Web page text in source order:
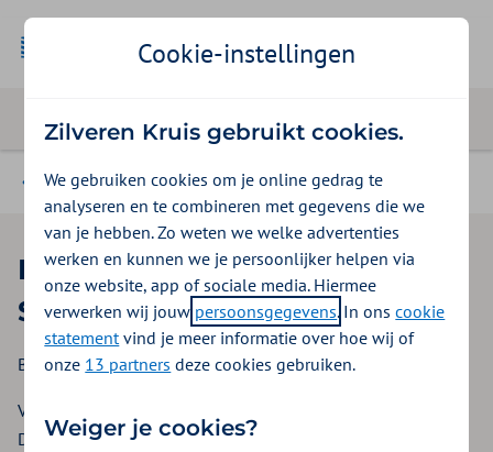
Contract voor fysiotherapie
Bijlage 2: Verklaring
Samenwerkingsafspraken
Bijlage bij inkoopbeleid Fysiotherapie 2026-2027
Versie: 1.0
Datum: 1 april 2025
Cookie-instellingen
Zilveren Kruis gebruikt cookies.
We gebruiken cookies om je online gedrag te
analyseren en te combineren met gegevens die we
van je hebben. Zo weten we welke advertenties
werken en kunnen we je persoonlijker helpen via
onze website, app of sociale media. Hiermee
verwerken wij jouw persoonsgegevens. In onscookie
statementvind je meer informatie over hoe wij of
onze 13 partners deze cookies gebruiken.
Weiger je cookies?